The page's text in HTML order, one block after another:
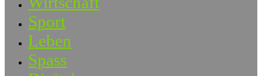
Sport
Leben
Spass